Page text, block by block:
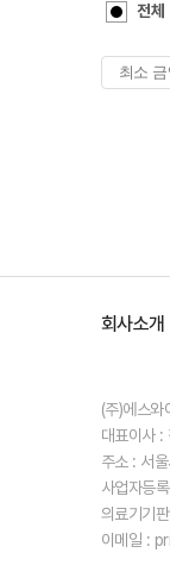
전체
회사소개
(주)에스와
대표이사 :
주소 : 서
사업자등
의료기기
이메일 :